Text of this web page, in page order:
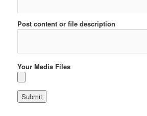
Post content or file description
Your Media Files